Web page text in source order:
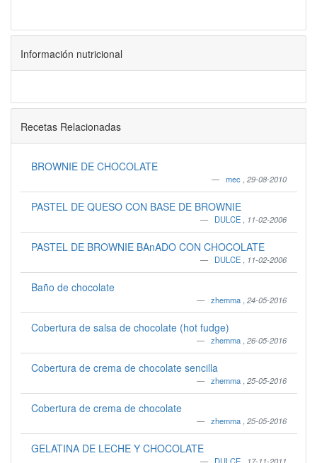
Información nutricional
Recetas Relacionadas
BROWNIE DE CHOCOLATE
mec 29-08-2010
PASTEL DE QUESO CON BASE DE BROWNIE
DULCE 11-02-2006
PASTEL DE BROWNIE BAnADO CON CHOCOLATE
DULCE 11-02-2006
Baño de chocolate
zhemma 24-05-2016
Cobertura de salsa de chocolate (hot fudge)
zhemma 26-05-2016
Cobertura de crema de chocolate sencilla
zhemma 25-05-2016
Cobertura de crema de chocolate
zhemma 25-05-2016
GELATINA DE LECHE Y CHOCOLATE